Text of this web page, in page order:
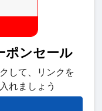
ポンセール
して、リンクを
れましょう